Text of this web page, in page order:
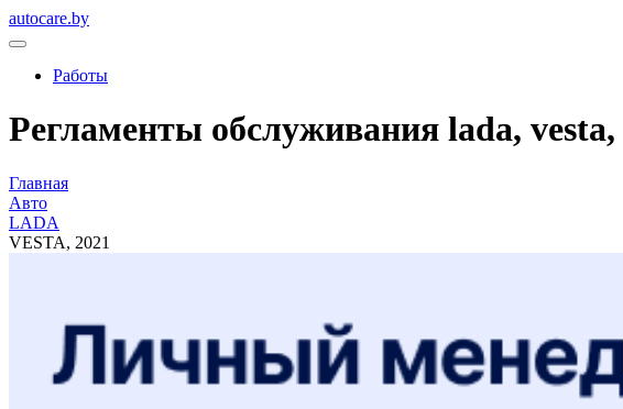
autocare.by
Работы
Регламенты обслуживания lada, vesta,
Главная
Авто
LADA
VESTA, 2021